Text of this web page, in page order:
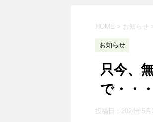
HOME > お知らせ
お知らせ
只今、
で・・・
投稿日： 2024年5月